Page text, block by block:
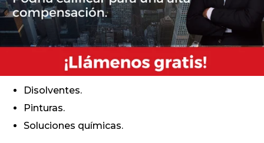
Disolventes.
Pinturas.
Soluciones químicas.